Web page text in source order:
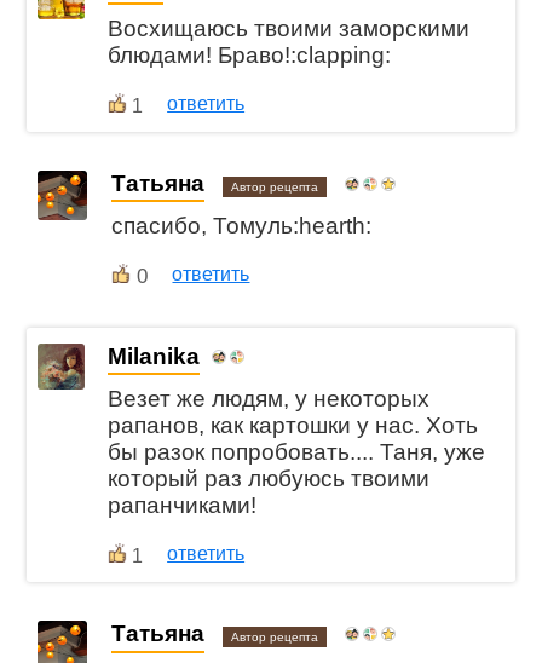
Восхищаюсь твоими заморскими
блюдами! Браво!:clapping:
1 ответить
Татьяна Автор рецепта
спасибо, Томуль:hearth:
0 ответить
Milanika
Везет же людям, у некоторых
рапанов, как картошки у нас. Хоть
бы разок попробовать.... Таня, уже
который раз любуюсь твоими
рапанчиками!
1 ответить
Татьяна Автор рецепта